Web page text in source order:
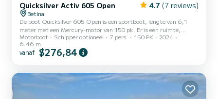
Quicksilver Activ 605 Open 4.7 (7 reviews)
Betina
De boot Quicksilver 605 Open is een sportboot, lengte van 6,1
meter met een Mercury-motor van 150 pk. Er is een ruimte,
maximaal 7 personen. Uitgerust met GPS + ECOsonder, radio,
dekverlichting, douche, bimini top...
Motorboot Schipper optioneel 7 pers. 150 PK
2024
6.46 m
vanaf $276,84